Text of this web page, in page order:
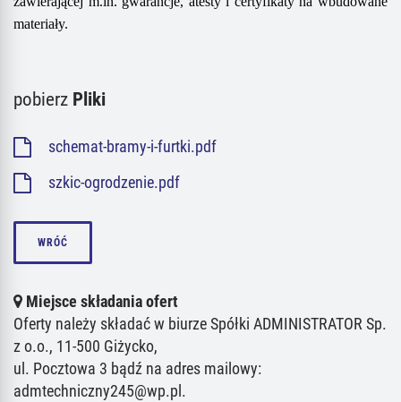
materiały.
pobierz Pliki
schemat-bramy-i-furtki.pdf
szkic-ogrodzenie.pdf
WRÓĆ
Miejsce składania ofert
Oferty należy składać w biurze Spółki ADMINISTRATOR Sp.
z o.o., 11-500 Giżycko,
ul. Pocztowa 3 bądź na adres mailowy:
admtechniczny245@wp.pl.